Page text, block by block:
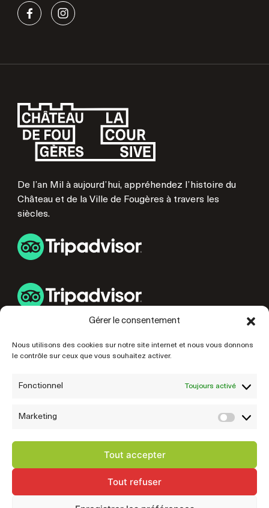
Gérer le consentement
Nous utilisons des cookies sur notre site internet et nous vous donnons
le contrôle sur ceux que vous souhaitez activer.
Fonctionnel Toujours activé
Marketing
Tout accepter
Tout refuser
De l’an Mil à aujourd’hui, appréhendez l’histoire du
Château et de la Ville de Fougères à travers les
siècles.
LIENS UTILES
NOS PARTENAIRES